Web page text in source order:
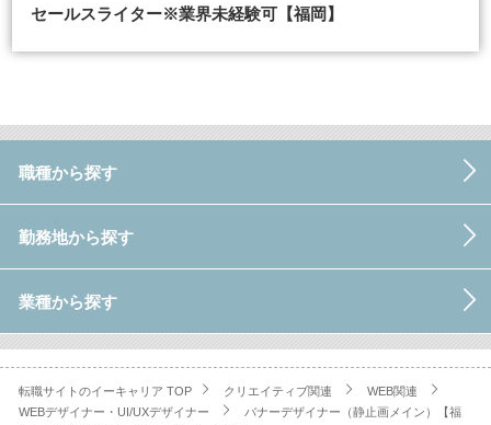
セールスライター※業界未経験可【福岡】
職種から探す
勤務地から探す
業種から探す
転職サイトのイーキャリア TOP クリエイティブ関連
WEB関連
WEBデザイナー・UI/UXデザイナー
バナーデザイナー（静止画メイン）【福